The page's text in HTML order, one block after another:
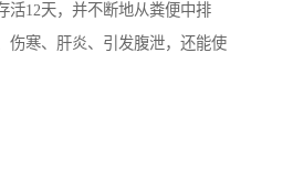
活12天，并不断地从粪便中排
伤寒、肝炎、引发腹泄，还能使